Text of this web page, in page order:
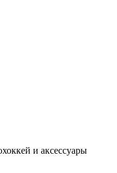
и аксессуары